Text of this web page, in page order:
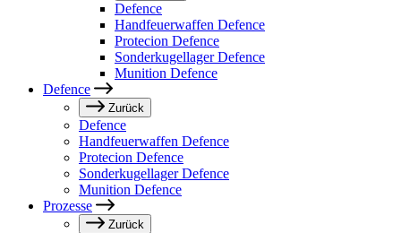
Defence
Handfeuerwaffen Defence
Protecion Defence
Sonderkugellager Defence
Munition Defence
Defence
Zurück
Defence
Handfeuerwaffen Defence
Protecion Defence
Sonderkugellager Defence
Munition Defence
Prozesse
Zurück